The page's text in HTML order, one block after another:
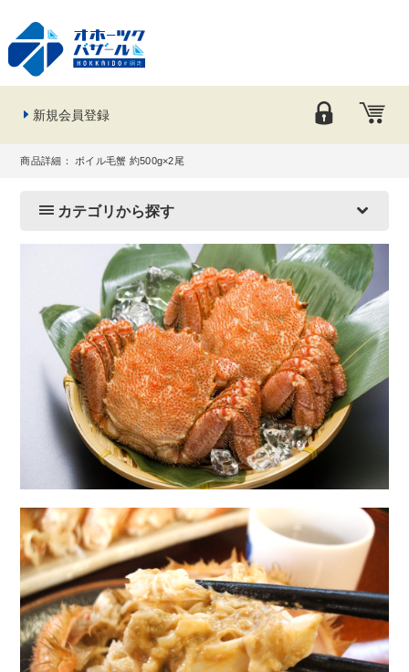
新規会員登録
商品詳細： ボイル毛蟹 約500g×2尾
カテゴリから探す